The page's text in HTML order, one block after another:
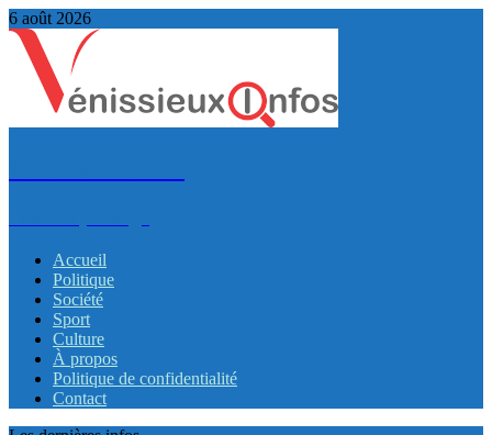
6 août 2026
Accueil
Politique
Société
Sport
Culture
À propos
Politique de confidentialité
Contact